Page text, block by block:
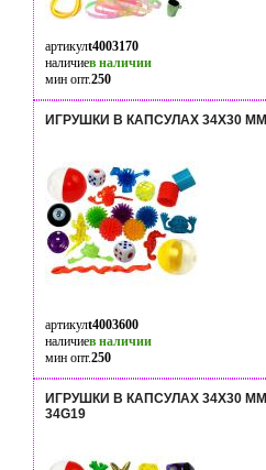
артикулt4003170
наличиев наличии
мин опт.250
ИГРУШКИ В КАПСУЛАХ 34Х30
артикулt4003600
наличиев наличии
мин опт.250
ИГРУШКИ В КАПСУЛАХ 34Х30
34G19